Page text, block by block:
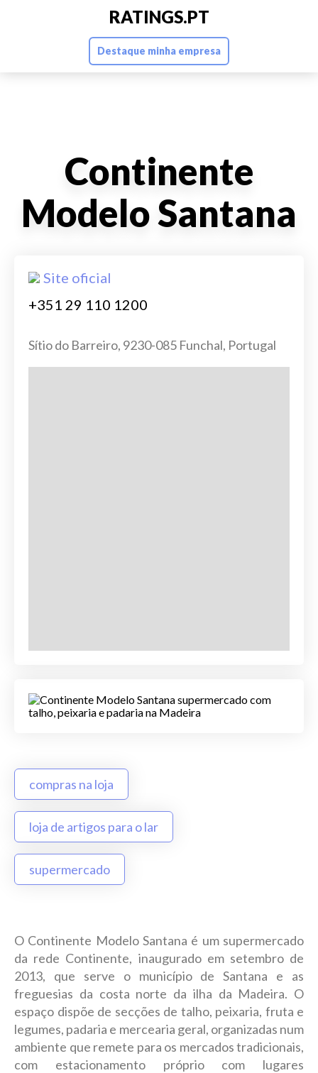
RATINGS.PT
Destaque minha empresa
Continente
Modelo Santana
Site oficial
+351 29 110 1200
Sítio do Barreiro, 9230-085 Funchal, Portugal
compras na loja
loja de artigos para o lar
supermercado
O Continente Modelo Santana é um supermercado
da rede Continente, inaugurado em setembro de
2013, que serve o município de Santana e as
freguesias da costa norte da ilha da Madeira. O
espaço dispõe de secções de talho, peixaria, fruta e
legumes, padaria e mercearia geral, organizadas num
ambiente que remete para os mercados tradicionais,
com estacionamento próprio com lugares